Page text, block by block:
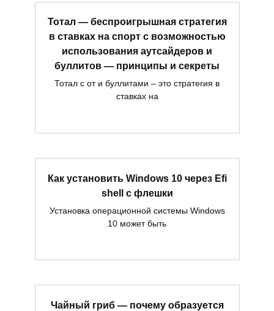
Тотал — беспроигрышная стратегия
в ставках на спорт с возможностью
использования аутсайдеров и
буллитов — принципы и секреты
Тотал с от и буллитами – это стратегия в
ставках на
Как установить Windows 10 через Efi
shell с флешки
Установка операционной системы Windows
10 может быть
Чайный гриб — почему образуется